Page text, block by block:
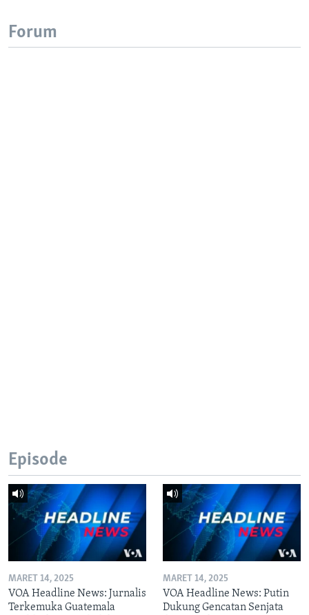
Forum
Episode
MARET 14, 2025
VOA Headline News: Jurnalis
Terkemuka Guatemala
MARET 14, 2025
VOA Headline News: Putin
Dukung Gencatan Senjata